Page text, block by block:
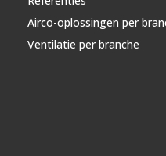
Airco-oplossingen per
Ventilatie per branche